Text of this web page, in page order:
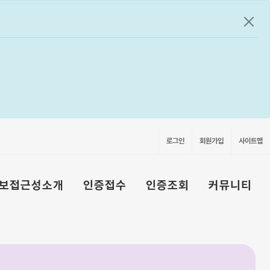
공지
로그인 회원가입 사이트맵
접근성소개 인증접수 인증조회 커뮤니티